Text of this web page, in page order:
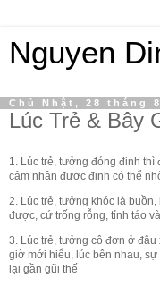
Nguyen
Chủ Nhật, 28 tháng
Lúc Trẻ & Bây
1. Lúc trẻ, tưởng đóng đinh thì
cảm nhận được đinh có thể
2. L úc trẻ, tưởng khóc là
được, cứ trống rỗng, tỉnh táo và
3. Lúc trẻ, tưởng cô đơn ở
giờ mới hiểu, lúc bên nhau,
lại gần gũi thế